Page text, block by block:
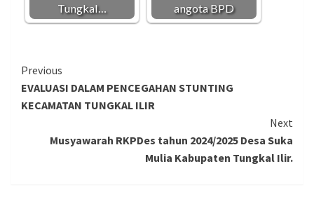
Tungkal…
angota BPD
Continue
Reading
Previous
EVALUASI DALAM PENCEGAHAN STUNTING
KECAMATAN TUNGKAL ILIR
Next
Musyawarah RKPDes tahun 2024/2025 Desa Suka
Mulia Kabupaten Tungkal Ilir.